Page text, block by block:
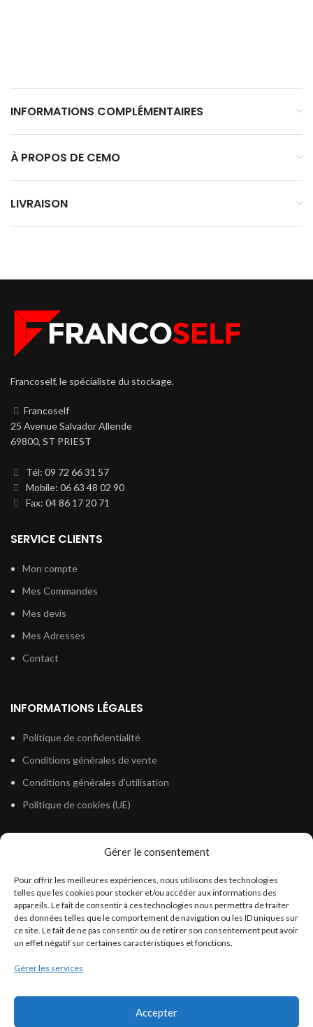
Gérer le consentement
Pour offrir les meilleures expériences, nous utilisons des technologies
telles que les cookies pour stocker et/ou accéder aux informations des
appareils. Le fait de consentir à ces technologies nous permettra de traiter
des données telles que le comportement de navigation ou les ID uniques sur
ce site. Le fait de ne pas consentir ou de retirer son consentement peut avoir
un effet négatif sur certaines caractéristiques et fonctions.
Gérer les services
Accepter
INFORMATIONS COMPLÉMENTAIRES
À PROPOS DE CEMO
LIVRAISON
Francoself, le spécialiste du stockage.
Francoself
25 Avenue Salvador Allende
69800, ST PRIEST
Tél: 09 72 66 31 57
Mobile: 06 63 48 02 90
Fax: 04 86 17 20 71
SERVICE CLIENTS
Mon compte
Mes Commandes
Mes devis
Mes Adresses
Contact
INFORMATIONS LÉGALES
Politique de confidentialité
Conditions générales de vente
Conditions générales d’utilisation
Politique de cookies (UE)
Législation Gasoil Fioul GNR
Législation Essence
Législation Adblue
Législation Eau
Législation Lubrifiant
Législation Phytosanitaire